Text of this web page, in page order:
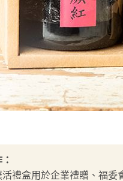
禮盒用於企業禮贈、福